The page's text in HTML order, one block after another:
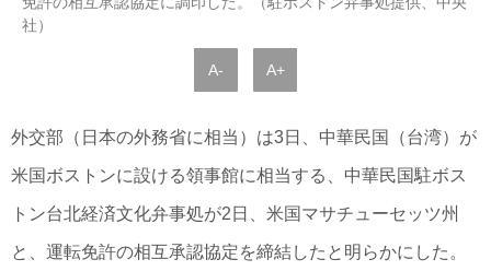
社）
A- A+
外交部（日本の外務省に相当）は3日、中華民国（台湾）が
米国ボストンに設ける領事館に相当する、中華民国駐ボス
トン台北経済文化弁事処が2日、米国マサチューセッツ州
と、運転免許の相互承認協定を締結したと明らかにした。